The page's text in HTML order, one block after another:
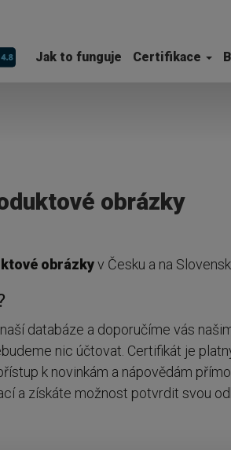
Jak to funguje Certifikace
obrázky
obrázkyv Česku a na
databáze a doporučíme vás
nic účtovat. Certifikát je
k novinkám a nápovědám
a získáte možnost potvrdit svou